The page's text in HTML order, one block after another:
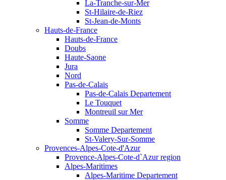
La-Tranche-sur-Mer
St-Hilaire-de-Riez
St-Jean-de-Monts
Hauts-de-France
Hauts-de-France
Doubs
Haute-Saone
Jura
Nord
Pas-de-Calais
Pas-de-Calais Departement
Le Touquet
Montreuil sur Mer
Somme
Somme Departement
St-Valery-Sur-Somme
Provences-Alpes-Cote-d'Azur
Provence-Alpes-Cote-d`Azur region
Alpes-Maritimes
Alpes-Maritime Departement